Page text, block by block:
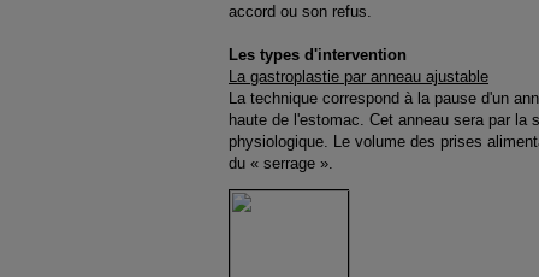
accord ou son refus.
Les types d'intervention
La gastroplastie par anneau ajustable
La technique correspond à la pause d'un
haute de l'estomac. Cet anneau sera par la
physiologique. Le volume des prises
du « serrage ».